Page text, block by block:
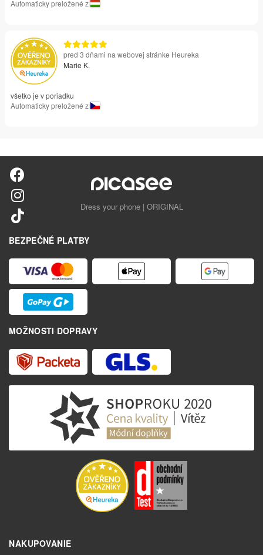
Automaticky preložené z
pred 3 dňami na webovej stránke Heureka
Marie K.
všetko je v poriadku
Automaticky preložené z
Dress your phone | ORIGINAL
BEZPEČNÉ PLATBY
MOŽNOSTI DOPRAVY
NAKUPOVANIE